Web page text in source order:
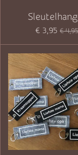
€ 3,95 € 4,95